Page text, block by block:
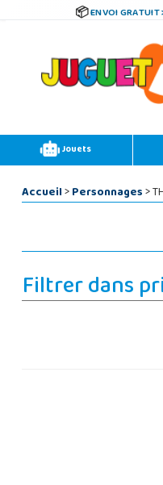
ENVOI
Jouets
Accueil>Personnages>
Filtrer dans